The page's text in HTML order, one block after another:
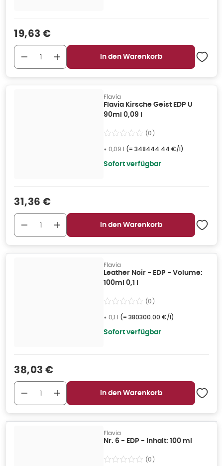
Verkaufspreis
19,63 €
In den Warenkorb
Flavia
Flavia Kirsche Geist EDP U
90ml 0,09 l
(0)
• 0,09 l (= 348444.44 €/l)
Sofort verfügbar
Verkaufspreis
31,36 €
In den Warenkorb
Flavia
Leather Noir - EDP - Volume:
100ml 0,1 l
(0)
• 0,1 l (= 380300.00 €/l)
Sofort verfügbar
Verkaufspreis
38,03 €
In den Warenkorb
Flavia
Nr. 6 - EDP - Inhalt: 100 ml
(0)